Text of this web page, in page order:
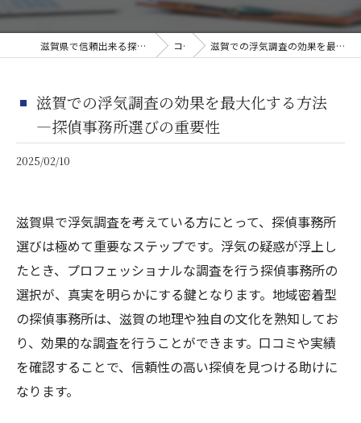
滋賀県で信頼出来る探偵なら滋賀クリスタル探偵事務所 コラム 滋賀での浮気調査の効果を最大化する方法—探偵事務所選びの重要性
滋賀での浮気調査の効果を最大化する方法
—探偵事務所選びの重要性
2025/02/10
滋賀県で浮気調査を考えている方にとって、探偵事務所
選びは極めて重要なステップです。浮気の疑惑が浮上し
たとき、プロフェッショナルな調査を行う探偵事務所の
選択が、真実を明らかにする鍵となります。地域密着型
の探偵事務所は、滋賀の地理や独自の文化を熟知してお
り、効果的な調査を行うことができます。口コミや実績
を確認することで、信頼性の高い探偵を見つける助けに
なります。